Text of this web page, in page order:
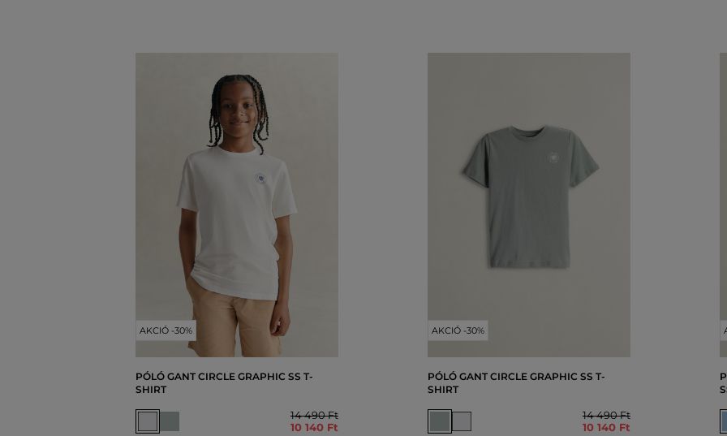
AKCIÓ -30%
PÓLÓ GANT CIRCLE GRAPHIC SS T-
SHIRT
14 490 Ft
10 140 Ft
AKCIÓ -30%
PÓLÓ GANT CIRCLE GRAPHIC SS T-
SHIRT
14 490 Ft
10 140 Ft